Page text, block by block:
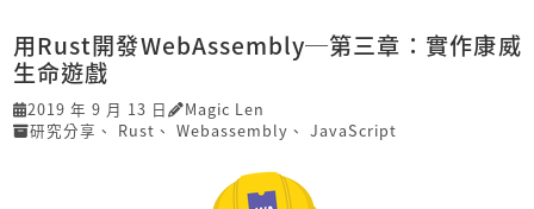
用Rust開發Web­Assembly─第三章：實作康威
生命遊戲
2019 年 9 月 13 日
Magic Len
研究分享 、 Rust 、 Webassembly 、 JavaScript